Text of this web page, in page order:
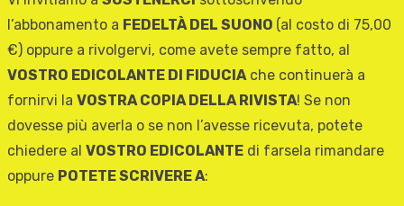
l’abbonamento a FEDELTÀ DEL SUONO (al costo di 75,00
€) oppure a rivolgervi, come avete sempre fatto, al
VOSTRO EDICOLANTE DI FIDUCIAche continuerà a
fornirvi la VOSTRA COPIA DELLA RIVISTA! Se non
dovesse più averla o se non l’avesse ricevuta, potete
chiedere al VOSTRO EDICOLANTE di farsela rimandare
oppure POTETE SCRIVERE A: